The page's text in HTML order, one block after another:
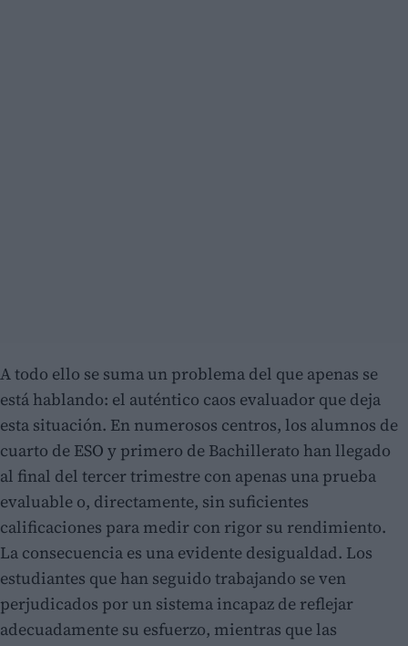
A todo ello se suma un problema del que apenas se
está hablando: el auténtico caos evaluador que deja
esta situación. En numerosos centros, los alumnos de
cuarto de ESO y primero de Bachillerato han llegado
al final del tercer trimestre con apenas una prueba
evaluable o, directamente, sin suficientes
calificaciones para medir con rigor su rendimiento.
La consecuencia es una evidente desigualdad. Los
estudiantes que han seguido trabajando se ven
perjudicados por un sistema incapaz de reflejar
adecuadamente su esfuerzo, mientras que las